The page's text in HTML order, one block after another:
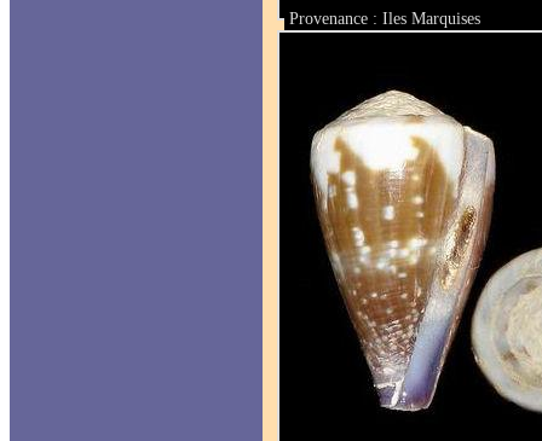
Provenance : Iles Marquises
Taille : 33.4 mm